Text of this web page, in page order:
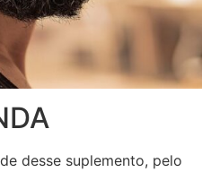
desse suplemento, pelo